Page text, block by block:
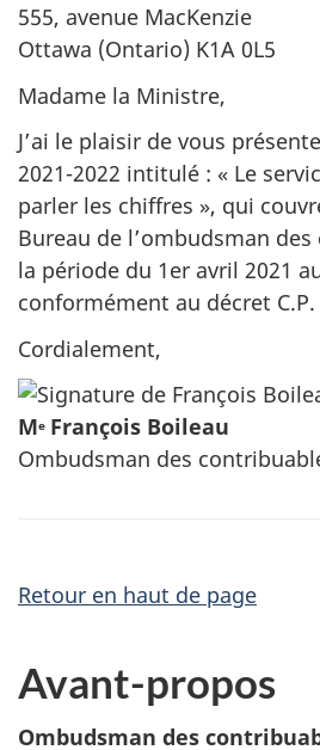
555, avenue MacKenzie
Ottawa (Ontario) K1A 0L5
Madame la Ministre,
J’ai le plaisir de vous
2021-2022 intitulé : « Le
parler les chiffres », qui
Bureau de l’ombudsman
la période du 1er avril 2021
conformément au décret C.P.
Cordialement,
Me François Boileau
Ombudsman des
Retour en haut de page
Avant-propos
Ombudsman des